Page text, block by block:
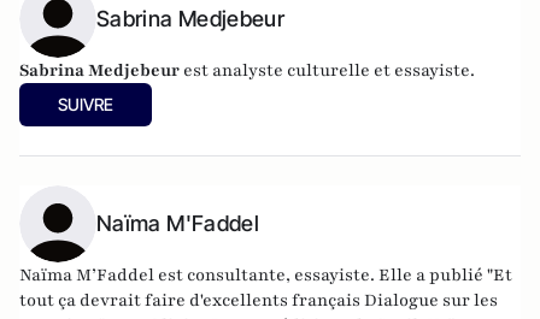
Sabrina Medjebeur
Sabrina Medjebeur est analyste culturelle et essayiste.
SUIVRE
Naïma M'Faddel
Naïma M’Faddel est consultante, essayiste. Elle a publié "Et
tout ça devrait faire d'excellents français Dialogue sur les